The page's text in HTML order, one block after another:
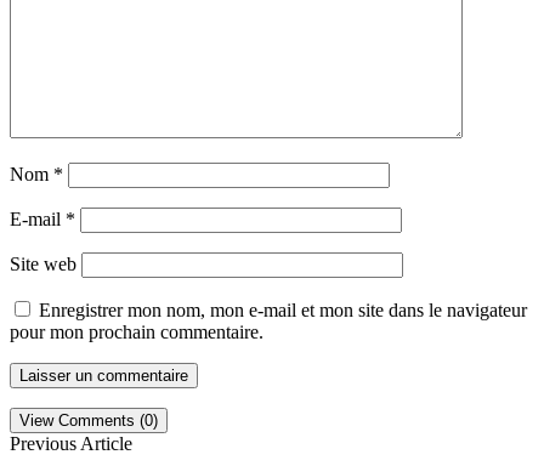
Nom *
E-mail *
Site web
Enregistrer mon nom, mon e-mail et mon site dans le navigateur
pour mon prochain commentaire.
View Comments (0)
Previous Article